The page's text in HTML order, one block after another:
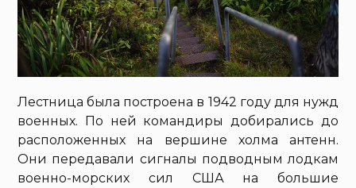
Лестница была построена в 1942 году для нужд
военных. По ней командиры добирались до
расположенных на вершине холма антенн.
Они передавали сигналы подводным лодкам
военно-морских сил США на большие